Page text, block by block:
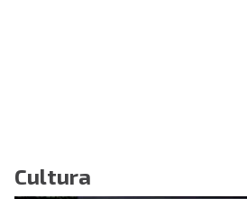
Cultura